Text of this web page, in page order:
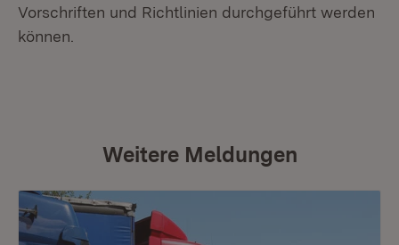
Vorschriften und Richtlinien durchgeführt werden
können.
Weitere Meldungen